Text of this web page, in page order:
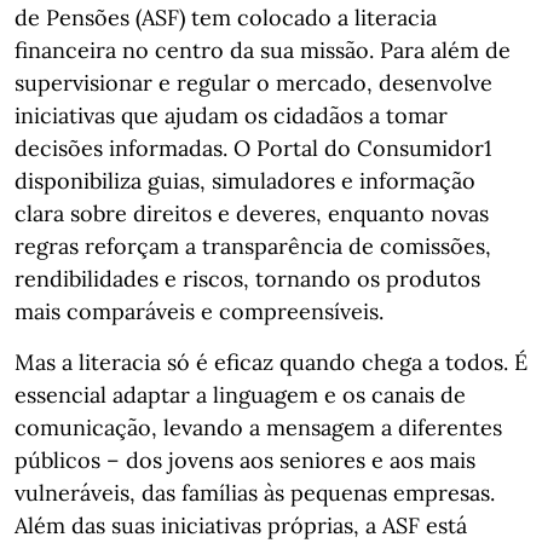
de Pensões (ASF) tem colocado a literacia
financeira no centro da sua missão. Para além de
supervisionar e regular o mercado, desenvolve
iniciativas que ajudam os cidadãos a tomar
decisões informadas. O Portal do Consumidor1
disponibiliza guias, simuladores e informação
clara sobre direitos e deveres, enquanto novas
regras reforçam a transparência de comissões,
rendibilidades e riscos, tornando os produtos
mais comparáveis e compreensíveis.
Mas a literacia só é eficaz quando chega a todos. É
essencial adaptar a linguagem e os canais de
comunicação, levando a mensagem a diferentes
públicos – dos jovens aos seniores e aos mais
vulneráveis, das famílias às pequenas empresas.
Além das suas iniciativas próprias, a ASF está